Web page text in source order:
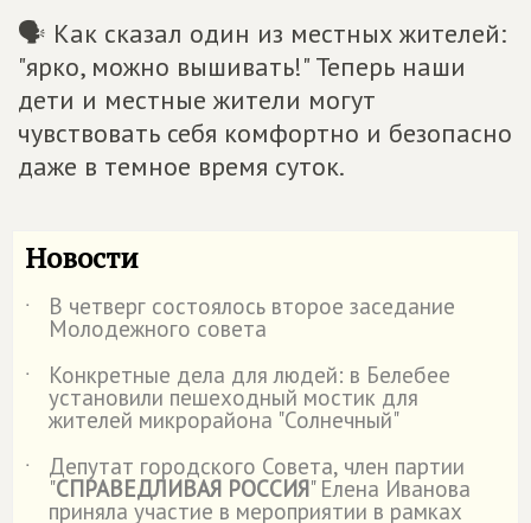
🗣 Как сказал один из местных жителей:
"ярко, можно вышивать!" Теперь наши
дети и местные жители могут
чувствовать себя комфортно и безопасно
даже в темное время суток.
Новости
˙ В четверг состоялось второе заседание
Молодежного совета
˙
Конкретные дела для людей: в Белебее
установили пешеходный мостик для
жителей микрорайона "Солнечный"
˙
Депутат городского Совета, член партии
"СПРАВЕДЛИВАЯ РОССИЯ" Елена Иванова
приняла участие в мероприятии в рамках